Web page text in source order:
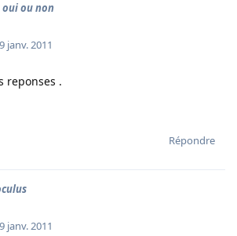
oui ou non
janv. 2011
reponses .
Répondre
janv. 2011